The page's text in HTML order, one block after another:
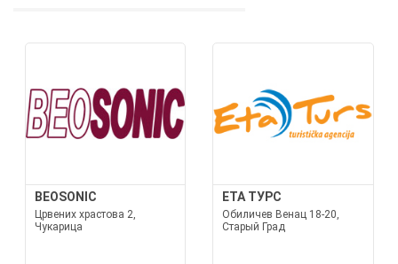
BEOSONIC
Црвених храстова 2,
Чукарица
ETA ТУРС
Обиличев Венац 18-20,
Старый Град